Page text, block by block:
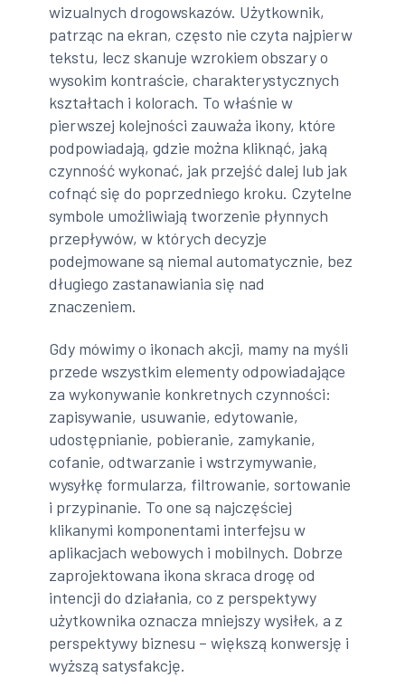
wizualnych drogowskazów. Użytkownik,
patrząc na ekran, często nie czyta najpierw
tekstu, lecz skanuje wzrokiem obszary o
wysokim kontraście, charakterystycznych
kształtach i kolorach. To właśnie w
pierwszej kolejności zauważa ikony, które
podpowiadają, gdzie można kliknąć, jaką
czynność wykonać, jak przejść dalej lub jak
cofnąć się do poprzedniego kroku. Czytelne
symbole umożliwiają tworzenie płynnych
przepływów, w których decyzje
podejmowane są niemal automatycznie, bez
długiego zastanawiania się nad
znaczeniem.
Gdy mówimy o ikonach akcji, mamy na myśli
przede wszystkim elementy odpowiadające
za wykonywanie konkretnych czynności:
zapisywanie, usuwanie, edytowanie,
udostępnianie, pobieranie, zamykanie,
cofanie, odtwarzanie i wstrzymywanie,
wysyłkę formularza, filtrowanie, sortowanie
i przypinanie. To one są najczęściej
klikanymi komponentami interfejsu w
aplikacjach webowych i mobilnych. Dobrze
zaprojektowana ikona skraca drogę od
intencji do działania, co z perspektywy
użytkownika oznacza mniejszy wysiłek, a z
perspektywy biznesu – większą konwersję i
wyższą satysfakcję.